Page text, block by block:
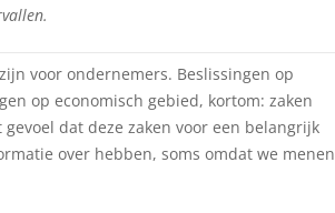
voor ondernemers. Beslissingen op
op economisch gebied, kortom: zaken
dat deze zaken voor een belangrijk
over hebben, soms omdat we menen